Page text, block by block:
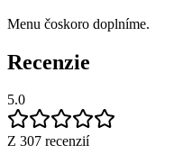
Menu čoskoro doplníme.
Recenzie
5.0
Z 307 recenzií